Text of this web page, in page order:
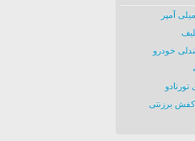
خودرو
برزنتی